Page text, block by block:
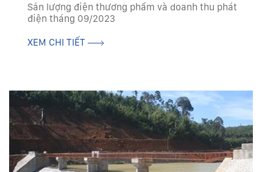
Sản lượng điện thương phẩm và doanh thu phát
điện tháng 09/2023
XEM CHI TIẾT